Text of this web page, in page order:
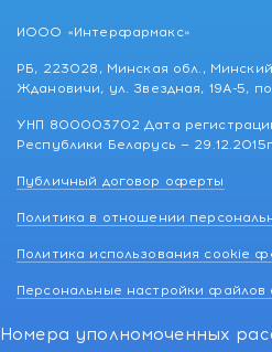
ИООО «Интерфармакс»
РБ, 223028, Минская обл.,
Ждановичи, ул. Звездная, 19А-5,
УНП 800003702 Дата
Республики Беларусь — 29.12.2015г
Публичный договор оферты
Политика в отношении
Политика использования cookie
Персональные настройки файлов
Номера уполномоченных